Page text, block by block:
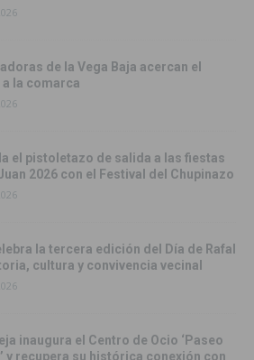
de la Vega Baja acercan el
a la comarca
el pistoletazo de salida a las fiestas
2026 con el Festival del Chupinazo
la tercera edición del Día de Rafal
cultura y convivencia vecinal
inaugura el Centro de Ocio ‘Paseo
y recupera su histórica conexión con